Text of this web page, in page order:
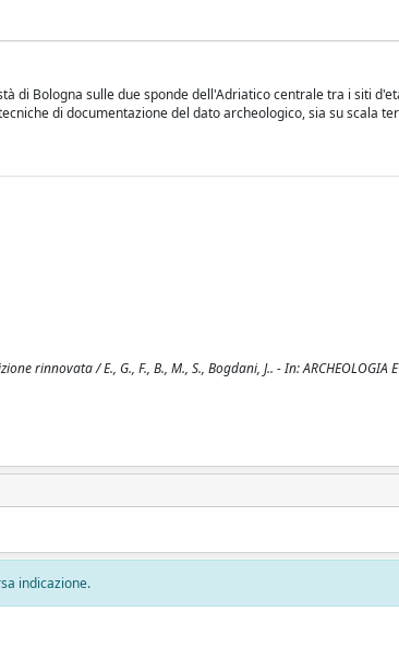
Bologna sulle due sponde dell'Adriatico centrale tra i siti
di documentazione del dato archeologico, sia su scala
rinnovata / E., G., F., B., M., S., Bogdani, J.. - In: ARCHEOLOGIA E
indicazione.